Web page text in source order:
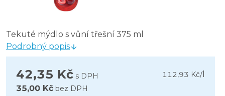
Tekuté mýdlo s vůní třešní 375 ml
Podrobný popis
42,35 Kč s DPH 112,93 Kč/
35,00 Kč bez DPH